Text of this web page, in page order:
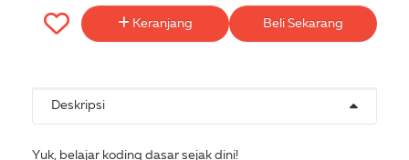
Keranjang Beli Sekarang
Deskripsi
Yuk, belajar koding dasar sejak dini!